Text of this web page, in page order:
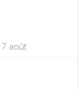
août